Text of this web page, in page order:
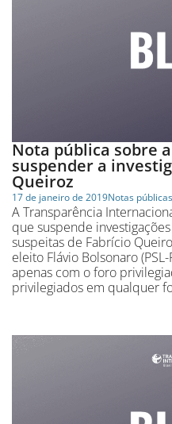
Nota pública sobre
suspender a
Queiroz
17 de janeiro de 2019Notas públicas
A Transparência
que suspende
suspeitas de Fabrício
eleito Flávio Bolsonaro
apenas com o foro
privilegiados em qualquer